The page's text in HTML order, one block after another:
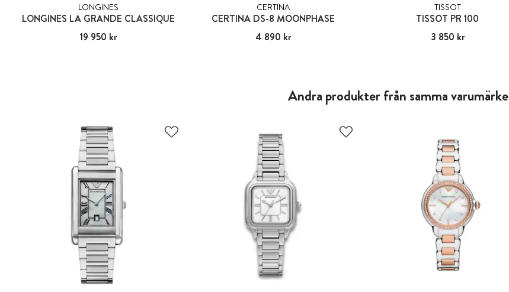
LONGINES
LONGINES LA GRANDE CLASSIQUE
Pris: 19 950 kr
19 950 kr
CERTINA
CERTINA DS-8 MOONPHASE
Pris:4 890 kr
4 890 kr
TISSOT
TISSOT PR 100
Pris :3 850 kr
3 850 kr
Andra produkter från samma varumärke